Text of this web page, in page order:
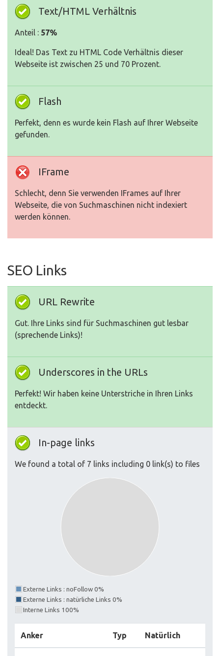
Text/HTML Verhältnis
Anteil : 57%
Ideal! Das Text zu HTML Code Verhältnis dieser
Webseite ist zwischen 25 und 70 Prozent.
Flash
Perfekt, denn es wurde kein Flash auf Ihrer Webseite
gefunden.
IFrame
Schlecht, denn Sie verwenden IFrames auf Ihrer
Webseite, die von Suchmaschinen nicht indexiert
werden können.
SEO Links
URL Rewrite
Gut. Ihre Links sind für Suchmaschinen gut lesbar
(sprechende Links)!
Underscores in the URLs
Perfekt! Wir haben keine Unterstriche in Ihren Links
entdeckt.
In-page links
We found a total of 7 links including 0 link(s) to files
Externe Links : noFollow 0%
Externe Links : natürliche Links 0%
Interne Links 100%
Anker Typ Natürlich